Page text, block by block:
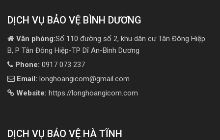
DỊCH VỤ BẢO VỆ BÌNH DƯƠNG
Văn phòng:Số 110 đường số 2, khu dân cư Tân Đông Hiệp
B, P Tân Đông Hiệp-TP Dĩ An-Bình Dương
Phone: 0917 073 237
Email: longhoangicom@gmail.com
Website: https://longhoangicom.com
DỊCH VỤ BẢO VỆ HÀ TĨNH